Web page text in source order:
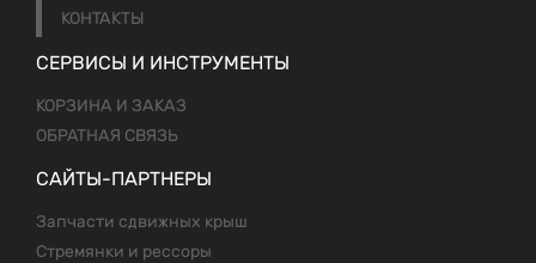
КОНТАКТЫ
СЕРВИСЫ И ИНСТРУМЕНТЫ
КОРЗИНА И ЗАКАЗ
ОБРАТНАЯ СВЯЗЬ
САЙТЫ-ПАРТНЕРЫ
Запчасти сдвижных крыш
Стремянки и рессоры